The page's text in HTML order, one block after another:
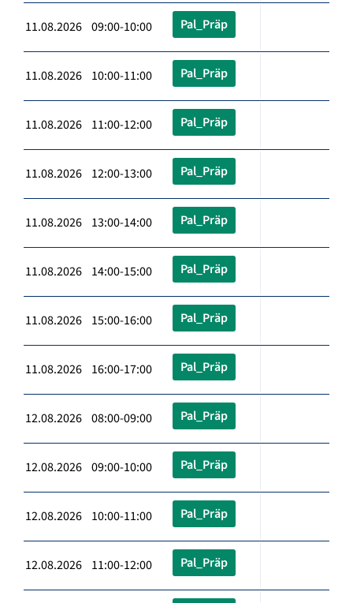
11.08.2026 09:00-10:00 Pal_Präp
11.08.2026 10:00-11:00 Pal_Präp
11.08.2026 11:00-12:00 Pal_Präp
11.08.2026 12:00-13:00 Pal_Präp
11.08.2026 13:00-14:00 Pal_Präp
11.08.2026 14:00-15:00 Pal_Präp
11.08.2026 15:00-16:00 Pal_Präp
11.08.2026 16:00-17:00 Pal_Präp
12.08.2026 08:00-09:00 Pal_Präp
12.08.2026 09:00-10:00 Pal_Präp
12.08.2026 10:00-11:00 Pal_Präp
12.08.2026 11:00-12:00 Pal_Präp